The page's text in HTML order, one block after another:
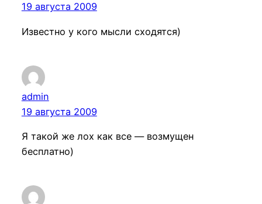
19 августа 2009
Известно у кого мысли сходятся)
admin
19 августа 2009
Я такой же лох как все — возмущен
бесплатно)